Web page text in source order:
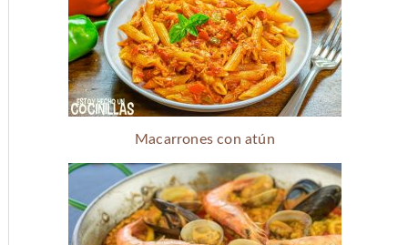
Macarrones con atún